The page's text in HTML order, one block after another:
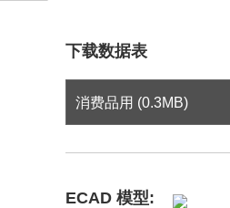
微波产品
业务地点
CSR活动 (日本)
合规举报中心
了解⽇清纺微电
下载数据表
消费品用 (0.3MB)
ECAD 模型: